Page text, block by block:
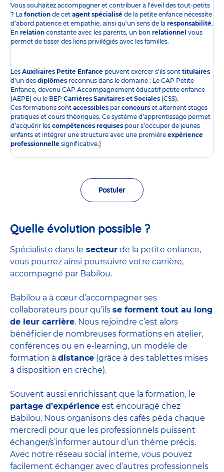
Vous souhaitez accompagner et contribuer à l’éveil des tout-petits
? La fonction de cet agent spécialisé de la petite enfance nécessite
d’abord patience et empathie, ainsi qu’un sens de la responsabilité.
En relation constante avec les parents, un bon relationnel vous
permet de tisser des liens privilégiés avec les familles.
Les Auxiliaires Petite Enfance peuvent exercer s’ils sont titulaires
d’un des diplômes reconnus dans le domaine : Le CAP Petite
Enfance, devenu CAP Accompagnement éducatif petite enfance
(AEPE) ou le BEP Carrières Sanitaires et Sociales (CSS).
Ces formations sont accessibles par concours et alternent stages
pratiques et cours théoriques. Ce système d’apprentissage permet
d’acquérir les compétences requises pour s’occuper de jeunes
enfants et intégrer une structure avec une première expérience
professionnelle significative.]
Postuler
Quelle évolution possible ?
Spécialiste dans le secteur de la petite enfance,
vous pourrez ainsi poursuivre votre carrière,
accompagné par Babilou.
Babilou a à cœur d’accompagner ses
collaborateurs pour qu’ils se forment tout au long
de leur carrière. Nous rejoindre c’est alors
bénéficier de nombreuses formations en atelier,
conférences ou en e-learning, un modèle de
formation à distance (grâce à des tablettes mises
à disposition en crèche).
Souvent aussi enrichissant que la formation, le
partage d’expérience est encouragé chez
Babilou. Nous organisons des cafés péda chaque
mercredi pour que les professionnels puissent
échanger/s’informer autour d’un thème précis.
Avec notre réseau social interne, vous pouvez
facilement échanger avec d’autres professionnels